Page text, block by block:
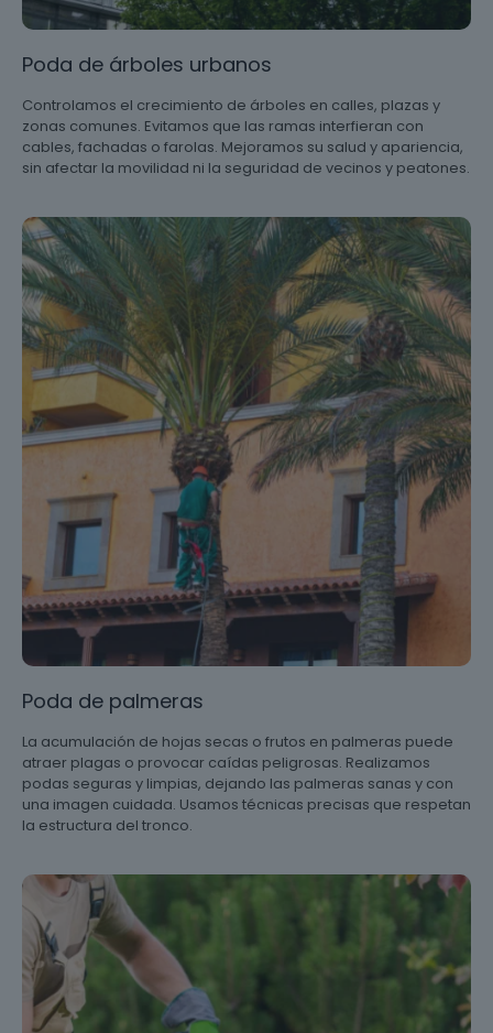
Poda de árboles urbanos
Controlamos el crecimiento de árboles en calles, plazas y
zonas comunes. Evitamos que las ramas interfieran con
cables, fachadas o farolas. Mejoramos su salud y apariencia,
sin afectar la movilidad ni la seguridad de vecinos y peatones.
Poda de palmeras
La acumulación de hojas secas o frutos en palmeras puede
atraer plagas o provocar caídas peligrosas. Realizamos
podas seguras y limpias, dejando las palmeras sanas y con
una imagen cuidada. Usamos técnicas precisas que respetan
la estructura del tronco.